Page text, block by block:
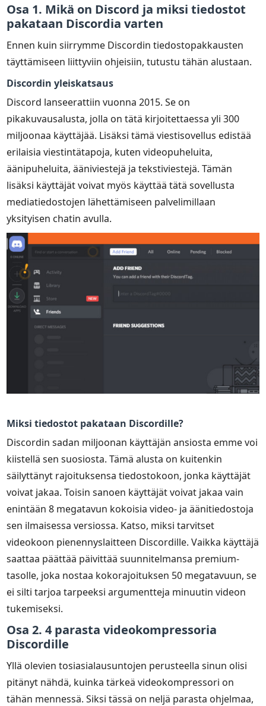
Osa 1. Mikä on Discord ja miksi tiedostot
pakataan Discordia varten
Ennen kuin siirrymme Discordin tiedostopakkausten
täyttämiseen liittyviin ohjeisiin, tutustu tähän alustaan.
Discordin yleiskatsaus
Discord lanseerattiin vuonna 2015. Se on
pikakuvausalusta, jolla on tätä kirjoitettaessa yli 300
miljoonaa käyttäjää. Lisäksi tämä viestisovellus edistää
erilaisia viestintätapoja, kuten videopuheluita,
äänipuheluita, ääniviestejä ja tekstiviestejä. Tämän
lisäksi käyttäjät voivat myös käyttää tätä sovellusta
mediatiedostojen lähettämiseen palvelimillaan
yksityisen chatin avulla.
Miksi tiedostot pakataan Discordille?
Discordin sadan miljoonan käyttäjän ansiosta emme voi
kiistellä sen suosiosta. Tämä alusta on kuitenkin
säilyttänyt rajoituksensa tiedostokoon, jonka käyttäjät
voivat jakaa. Toisin sanoen käyttäjät voivat jakaa vain
enintään 8 megatavun kokoisia video- ja äänitiedostoja
sen ilmaisessa versiossa. Katso, miksi tarvitset
videokoon pienennyslaitteen Discordille. Vaikka käyttäjä
saattaa päättää päivittää suunnitelmansa premium-
tasolle, joka nostaa kokorajoituksen 50 megatavuun, se
ei silti tarjoa tarpeeksi argumentteja minuutin videon
tukemiseksi.
Osa 2. 4 parasta videokompressoria
Discordille
Yllä olevien tosiasialausuntojen perusteella sinun olisi
pitänyt nähdä, kuinka tärkeä videokompressori on
tähän mennessä. Siksi tässä on neljä parasta ohjelmaa,